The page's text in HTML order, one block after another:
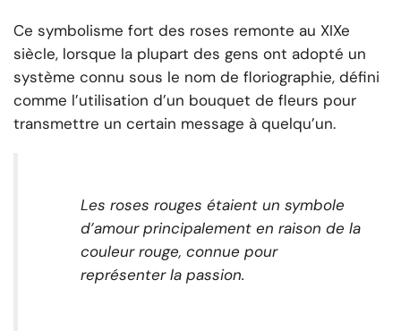
Ce symbolisme fort des roses remonte au XIXe
siècle, lorsque la plupart des gens ont adopté un
système connu sous le nom de floriographie, défini
comme l’utilisation d’un bouquet de fleurs pour
transmettre un certain message à quelqu’un.
Les roses rouges étaient un symbole
d’amour principalement en raison de la
couleur rouge, connue pour
représenter la passion.